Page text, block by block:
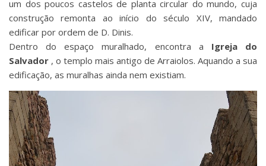
um dos poucos castelos de planta circular do mundo, cuja
construção remonta ao início do século XIV, mandado
edificar por ordem de D. Dinis.
Dentro do espaço muralhado, encontra a Igreja do
Salvador , o templo mais antigo de Arraiolos. Aquando a sua
edificação, as muralhas ainda nem existiam.